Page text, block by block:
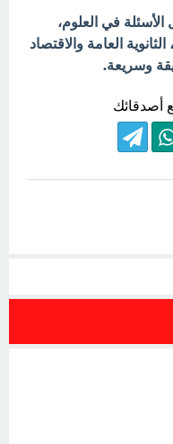
في العلوم،
العامة والاقتصاد
وسريعة.
أصدقائك